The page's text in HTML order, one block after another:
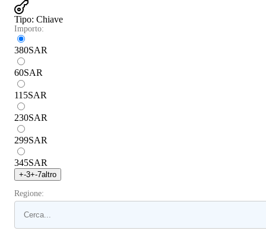
Tipo: Chiave
Importo:
380SAR
60SAR
115SAR
230SAR
299SAR
345SAR
+-3+-7altro
Regione: